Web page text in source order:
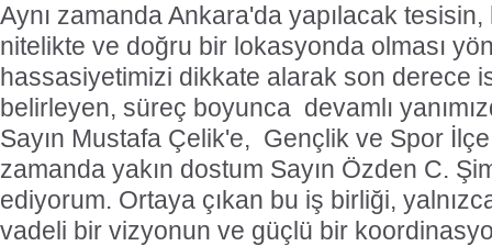
Aynı zamanda Ankara'da yapılacak tesisin,
nitelikte ve doğru bir lokasyonda olması
hassasiyetimizi dikkate alarak son derece
belirleyen, süreç boyunca devamlı
Sayın Mustafa Çelik'e, Gençlik ve Spor
zamanda yakın dostum Sayın Özden C.
ediyorum. Ortaya çıkan bu iş birliği,
vadeli bir vizyonun ve güçlü bir